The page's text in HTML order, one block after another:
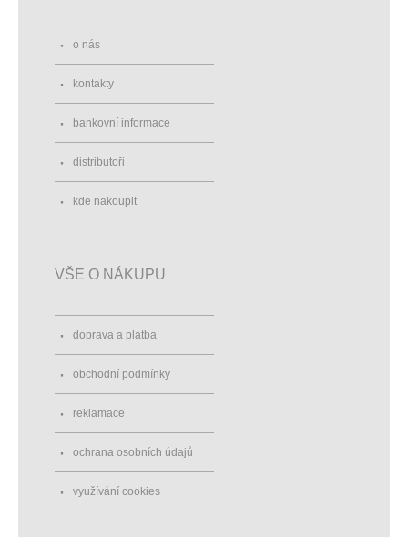
o nás
kontakty
bankovní informace
distributoři
kde nakoupit
VŠE O NÁKUPU
doprava a platba
obchodní podmínky
reklamace
ochrana osobních údajů
využívání cookies